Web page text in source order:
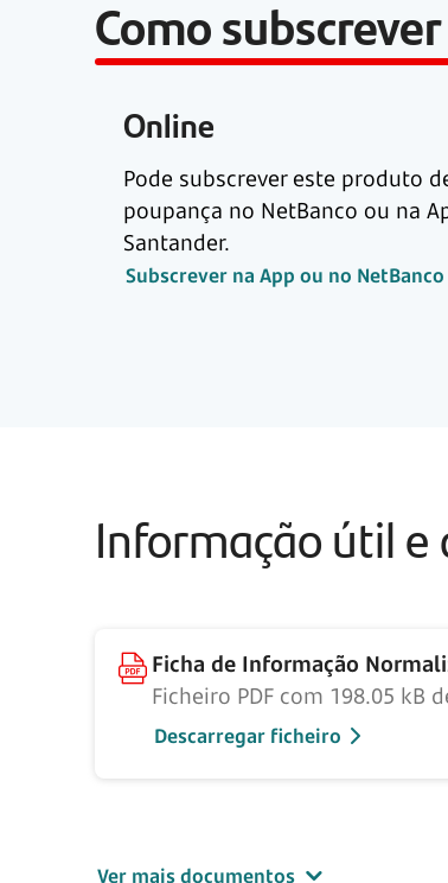
Como
Online
Pode subscrever este produto
poupança no NetBanco ou na
Santander.
Subscrever na App ou no NetBanco
Informação útil
Ficha de Informação
Ficheiro PDF com 198.05 kB
Descarregar ficheiro
Ver mais documentos